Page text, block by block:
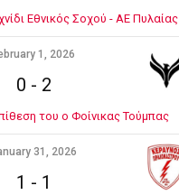
Εθνικός Σοχού - ΑΕ Πυλαίας
1, 2026
0 - 2
του ο Φοίνικας Τούμπας
31, 2026
1 - 1